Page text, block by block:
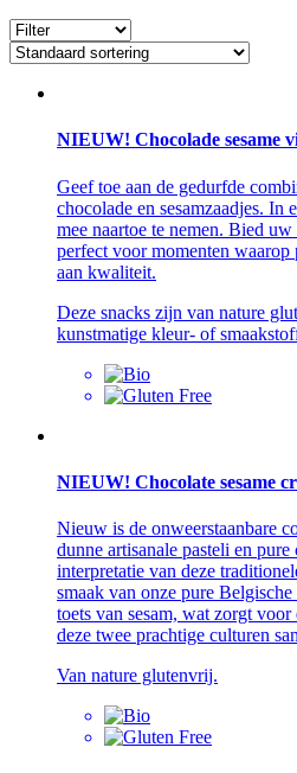
NIEUW! Chocolade sesame
Geef toe aan de gedurfde
chocolade en sesamzaadjes. In
mee naartoe te nemen. Bied
perfect voor momenten waarop
aan kwaliteit.
Deze snacks zijn van nature
kunstmatige kleur- of
NIEUW! Chocolate sesame
Nieuw is de onweerstaanbare
dunne artisanale pasteli en
interpretatie van deze
smaak van onze pure
toets van sesam, wat zorgt
deze twee prachtige culturen
Van nature glutenvrij.